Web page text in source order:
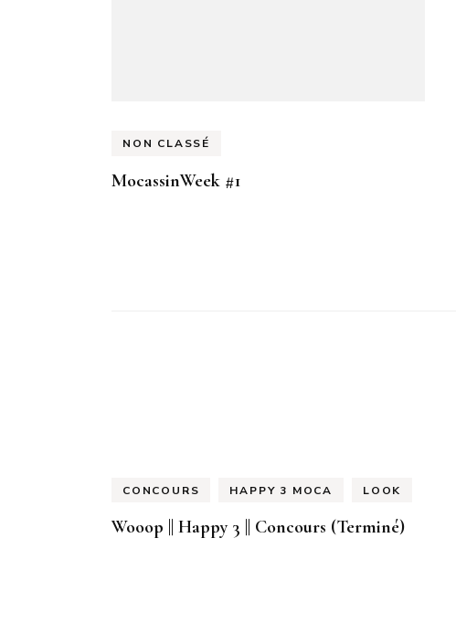
NON CLASSÉ
MocassinWeek #1
CONCOURS HAPPY 3 MOCA LOOK
Wooop || Happy 3 || Concours (Terminé)